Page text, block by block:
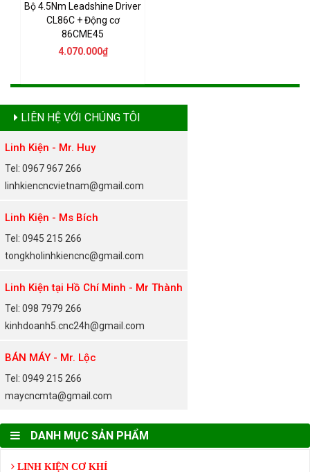
Bộ 4.5Nm Leadshine Driver
CL86C + Động cơ
86CME45
4.070.000₫
LIÊN HỆ VỚI CHÚNG TÔI
Linh Kiện - Mr. Huy
Tel: 0967 967 266
linhkiencncvietnam@gmail.com
Linh Kiện - Ms Bích
Tel: 0945 215 266
tongkholinhkiencnc@gmail.com
Linh Kiện tại Hồ Chí Minh - Mr Thành
Tel: 098 7979 266
kinhdoanh5.cnc24h@gmail.com
BÁN MÁY - Mr. Lộc
Tel: 0949 215 266
maycncmta@gmail.com
DANH MỤC SẢN PHẨM
LINH KIỆN CƠ KHÍ